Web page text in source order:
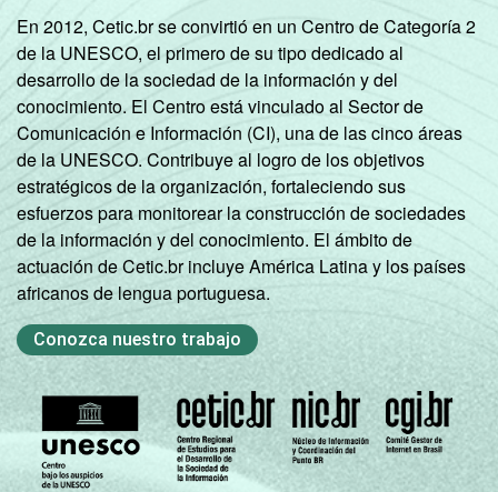
En 2012, Cetic.br se convirtió en un Centro de Categoría 2
de la UNESCO, el primero de su tipo dedicado al
desarrollo de la sociedad de la información y del
conocimiento. El Centro está vinculado al Sector de
Comunicación e Información (CI), una de las cinco áreas
de la UNESCO. Contribuye al logro de los objetivos
estratégicos de la organización, fortaleciendo sus
esfuerzos para monitorear la construcción de sociedades
de la información y del conocimiento. El ámbito de
actuación de Cetic.br incluye América Latina y los países
africanos de lengua portuguesa.
Conozca nuestro trabajo